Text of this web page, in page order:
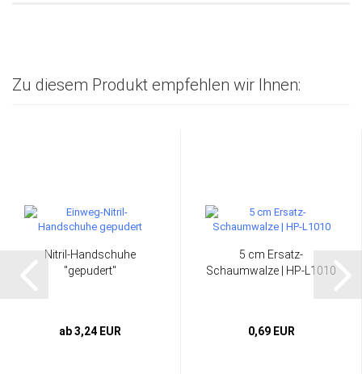
Zu diesem Produkt empfehlen wir Ihnen:
Nitril-Handschuhe
"gepudert"
ab 3,24 EUR
5 cm Ersatz-
Schaumwalze | HP-L1010
0,69 EUR